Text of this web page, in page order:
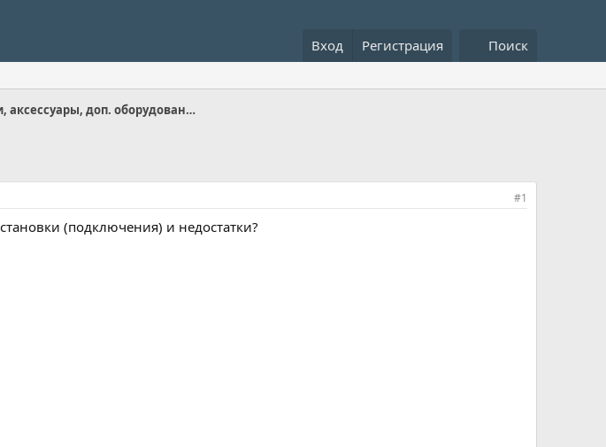
Вход Регистрация Поиск
Запчасти, аксессуары, доп. оборудование EX5
#1
(подключения) и недостатки?